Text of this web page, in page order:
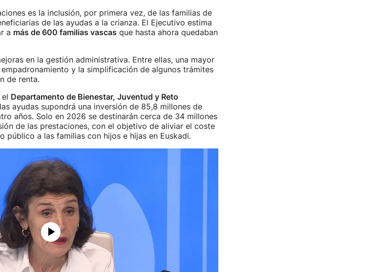
es la inclusión, por primera vez, de las familias de
de las ayudas a la crianza. El Ejecutivo estima
a más de 600 familias vascas que hasta ahora quedaban
en la gestión administrativa. Entre ellas, una mayor
y la simplificación de algunos trámites
de renta.
Departamento de Bienestar, Juventud y Reto
ayudas supondrá una inversión de 85,8 millones de
años. Solo en 2026 se destinarán cerca de 34 millones
de las prestaciones, con el objetivo de aliviar el coste
público a las familias con hijos e hijas en Euskadi.